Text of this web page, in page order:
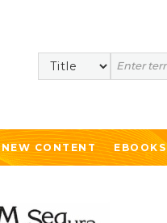
Search
NEW CONTENT EBOOKS